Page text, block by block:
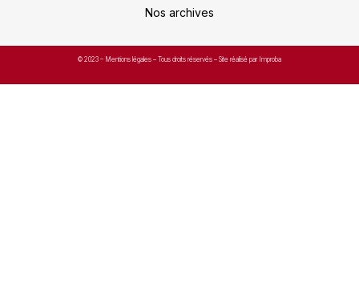
Nos archives
© 2023 – Mentions légales – Tous droits réservés – Site réalisé par Improba